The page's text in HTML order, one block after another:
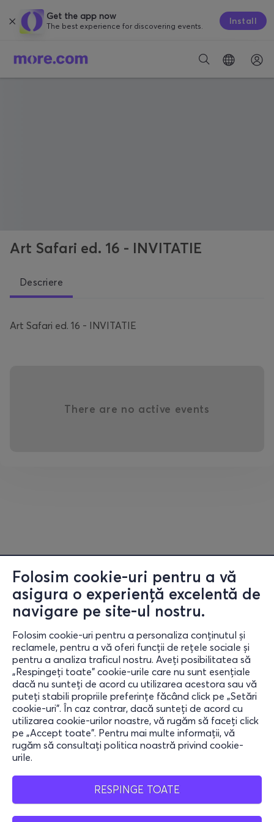
Folosim cookie-uri pentru a vă
asigura o experiență excelentă de
navigare pe site-ul nostru.
Folosim cookie-uri pentru a personaliza conținutul și
reclamele, pentru a vă oferi funcții de rețele sociale și
pentru a analiza traficul nostru. Aveți posibilitatea să
„Respingeți toate” cookie-urile care nu sunt esențiale
dacă nu sunteți de acord cu utilizarea acestora sau vă
puteți stabili propriile preferințe făcând click pe „Setări
cookie-uri”. În caz contrar, dacă sunteți de acord cu
utilizarea cookie-urilor noastre, vă rugăm să faceți click
pe „Accept toate”. Pentru mai multe informații, vă
rugăm să consultați politica noastră privind cookie-
urile.
RESPINGE TOATE
Get the app now
The best experience for discovering events. Install
Art Safari ed. 16 - INVITATIE
Descriere
Art Safari ed. 16 - INVITATIE
There are no active events
Informații
Ajutor
Rămâi conectat
Mobile App